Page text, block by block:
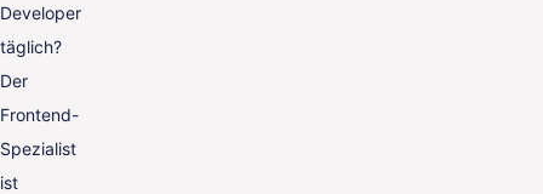
Developer
täglich?
Der
Frontend-
Spezialist
ist